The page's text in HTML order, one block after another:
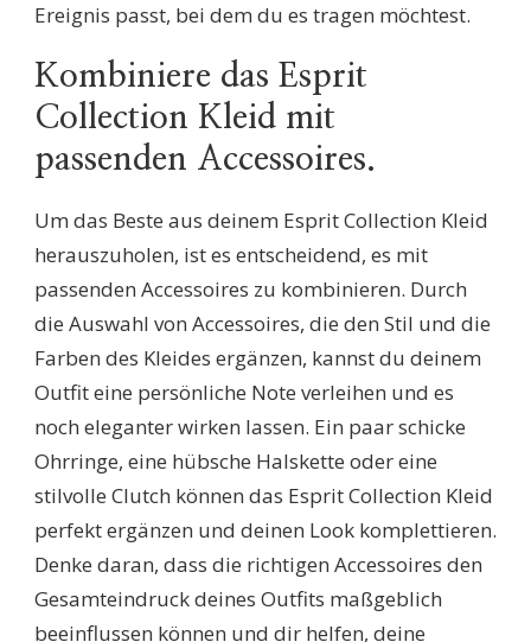
Ereignis passt, bei dem du es tragen möchtest.
Kombiniere das Esprit
Collection Kleid mit
passenden Accessoires.
Um das Beste aus deinem Esprit Collection Kleid
herauszuholen, ist es entscheidend, es mit
passenden Accessoires zu kombinieren. Durch
die Auswahl von Accessoires, die den Stil und die
Farben des Kleides ergänzen, kannst du deinem
Outfit eine persönliche Note verleihen und es
noch eleganter wirken lassen. Ein paar schicke
Ohrringe, eine hübsche Halskette oder eine
stilvolle Clutch können das Esprit Collection Kleid
perfekt ergänzen und deinen Look komplettieren.
Denke daran, dass die richtigen Accessoires den
Gesamteindruck deines Outfits maßgeblich
beeinflussen können und dir helfen, deine